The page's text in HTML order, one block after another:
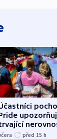
před 15 h